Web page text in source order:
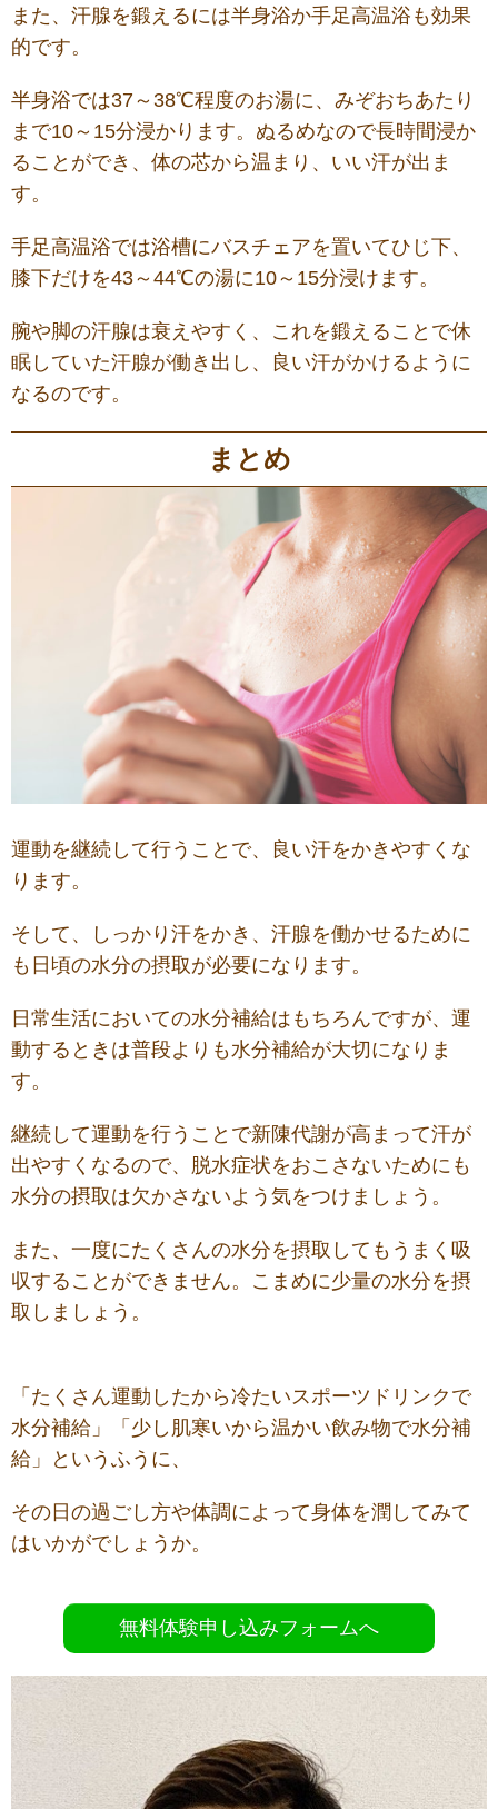
また、汗腺を鍛えるには半身浴か手足高温浴も効果
的です。
半身浴では37～38℃程度のお湯に、みぞおちあたり
まで10～15分浸かります。ぬるめなので長時間浸か
ることができ、体の芯から温まり、いい汗が出ま
す。
手足高温浴では浴槽にバスチェアを置いてひじ下、
膝下だけを43～44℃の湯に10～15分浸けます。
腕や脚の汗腺は衰えやすく、これを鍛えることで休
眠していた汗腺が働き出し、良い汗がかけるように
なるのです。
まとめ
運動を継続して行うことで、良い汗をかきやすくな
ります。
そして、 しっかり 汗をかき、汗腺を働かせるために
も日頃の水分の摂取が必要になります。
日常生活においての水分補給はもちろんですが、運
動するときは普段よりも水分補給が大切になりま
す。
継続して運動を行うことで新陳代謝が高まって汗が
出やすくなるので、脱水症状をおこさないためにも
水分の摂取は欠かさないよう気をつけましょう。
また、 一度にたくさんの水分を摂取してもうまく吸
収することができません。 こまめに少量の水分を摂
取しましょう。
「たくさん運動したから冷たいスポーツドリンクで
水分補給」「少し肌寒いから温かい飲み物で水分補
給」というふうに、
その日の過ごし方や体調によって身体を潤してみて
はいかがでしょうか。
無料体験申し込みフォームへ